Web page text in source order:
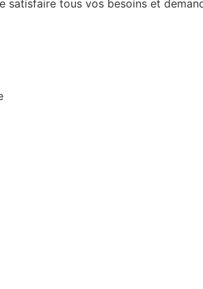
satisfaire tous vos besoins et